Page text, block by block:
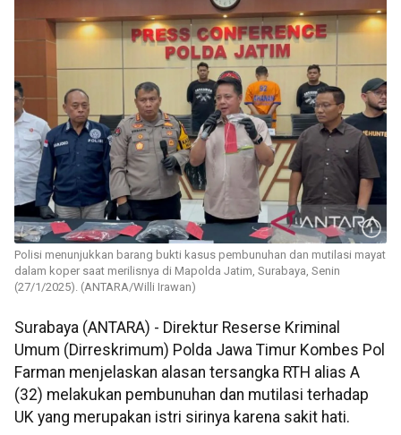
Polisi menunjukkan barang bukti kasus pembunuhan dan mutilasi mayat
dalam koper saat merilisnya di Mapolda Jatim, Surabaya, Senin
(27/1/2025). (ANTARA/Willi Irawan)
Surabaya (ANTARA) - Direktur Reserse Kriminal
Umum (Dirreskrimum) Polda Jawa Timur Kombes Pol
Farman menjelaskan alasan tersangka RTH alias A
(32) melakukan pembunuhan dan mutilasi terhadap
UK yang merupakan istri sirinya karena sakit hati.